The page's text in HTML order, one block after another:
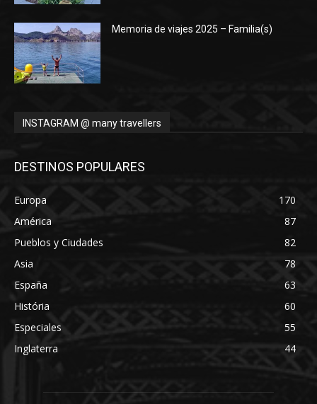
Memoria de viajes 2025 – Familia(s)
INSTAGRAM @ many travellers
DESTINOS POPULARES
Europa
170
América
87
Pueblos y Ciudades
82
Asia
78
España
63
História
60
Especiales
55
Inglaterra
44